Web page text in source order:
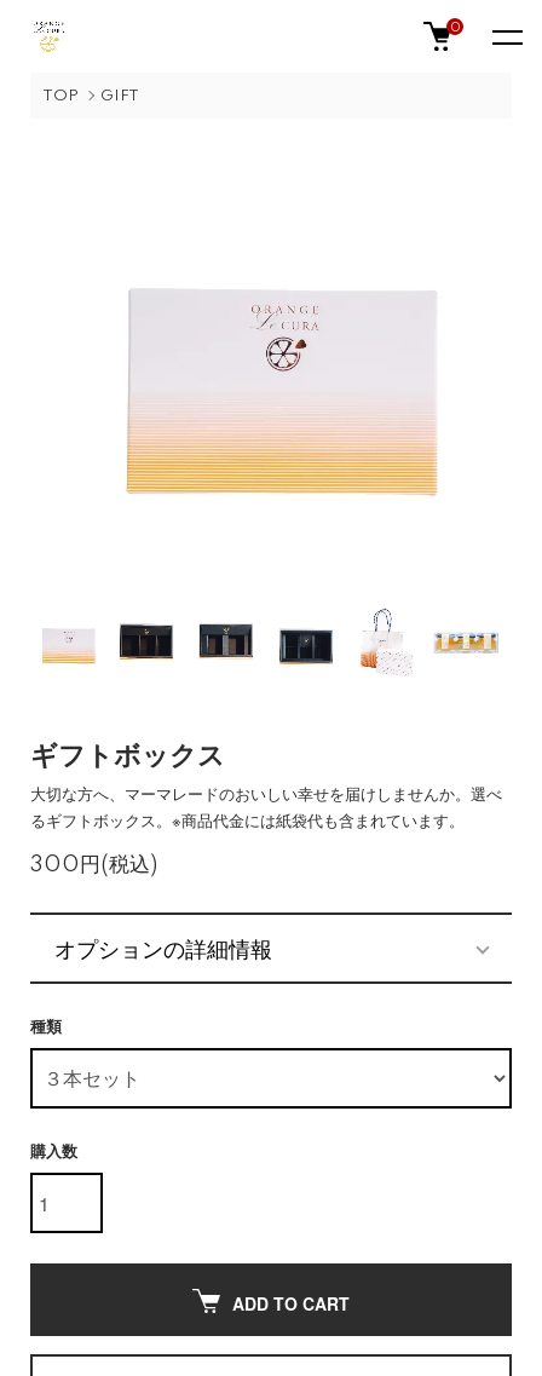
0
TOP GIFT
ギフトボックス
大切な方へ、マーマレードのおいしい幸せを届けしませんか。選べ
るギフトボックス。※商品代金には紙袋代も含まれています。
300円(税込)
オプションの詳細情報
種類
購入数
ADD TO CART